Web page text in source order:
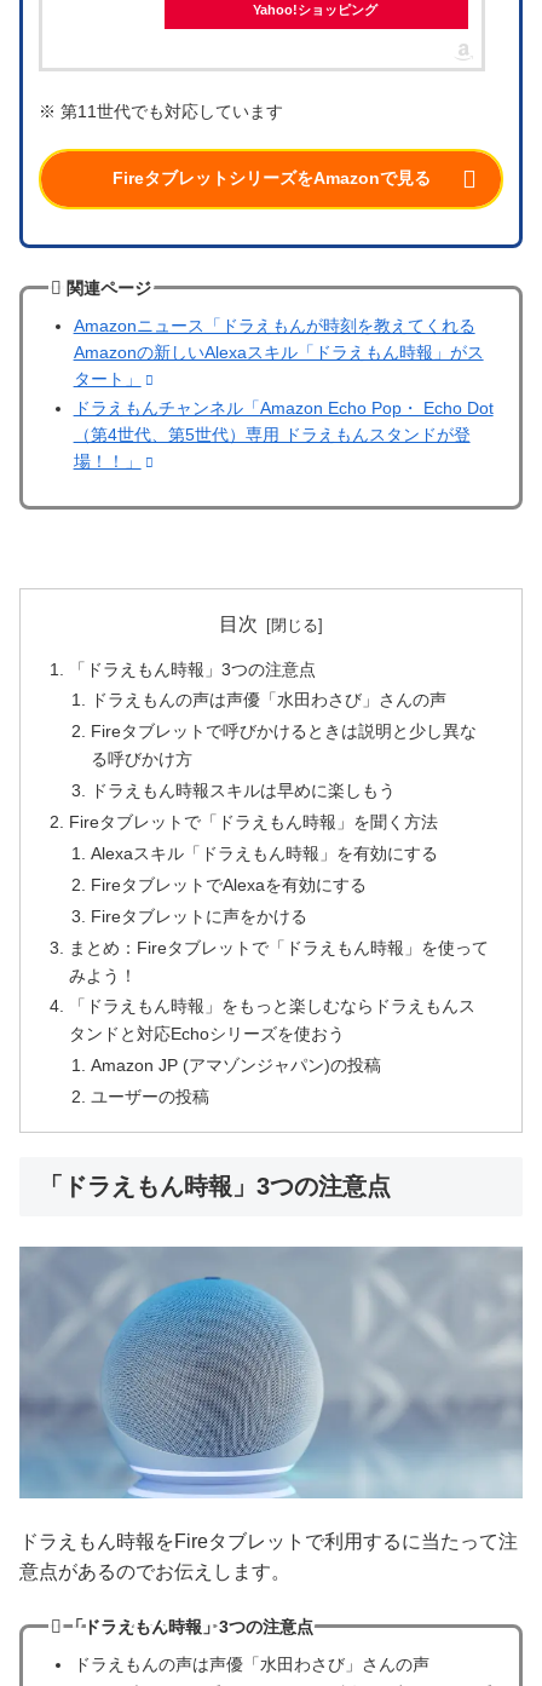
Yahoo!ショッピング
※ 第11世代でも対応しています
FireタブレットシリーズをAmazonで見る
関連ページ
Amazonニュース「ドラえもんが時刻を教えてくれる
Amazonの新しいAlexaスキル「ドラえもん時報」がス
タート」
ドラえもんチャンネル「Amazon Echo Pop・ Echo Dot
（第4世代、第5世代）専用 ドラえもんスタンドが登
場！！」
目次
「ドラえもん時報」3つの注意点
ドラえもんの声は声優「水田わさび」さんの声
Fireタブレットで呼びかけるときは説明と少し異な
る呼びかけ方
ドラえもん時報スキルは早めに楽しもう
Fireタブレットで「ドラえもん時報」を聞く方法
Alexaスキル「ドラえもん時報」を有効にする
FireタブレットでAlexaを有効にする
Fireタブレットに声をかける
まとめ：Fireタブレットで「ドラえもん時報」を使って
みよう！
「ドラえもん時報」をもっと楽しむならドラえもんス
タンドと対応Echoシリーズを使おう
Amazon JP (アマゾンジャパン)の投稿
ユーザーの投稿
「ドラえもん時報」3つの注意点
ドラえもん時報をFireタブレットで利用するに当たって注
意点があるのでお伝えします。
「ドラえもん時報」3つの注意点
ドラえもんの声は声優「水田わさび」さんの声